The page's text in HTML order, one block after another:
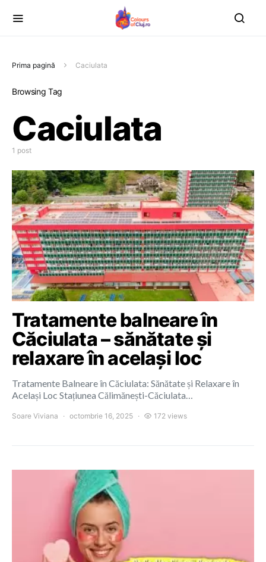
Prima pagină Caciulata
Browsing Tag
Caciulata
1 post
Tratamente balneare în
Căciulata – sănătate și
relaxare în același loc
Tratamente Balneare în Căciulata: Sănătate și Relaxare în
Același Loc Stațiunea Călimănești-Căciulata…
Soare Viviana octombrie 16, 2025 172 views